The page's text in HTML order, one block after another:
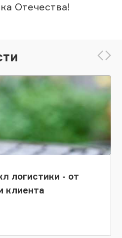
Отечества!
логистики - от
клиента